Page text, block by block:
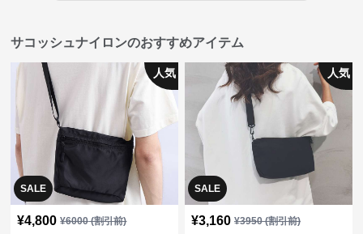
サコッシュナイロンのおすすめアイテム
SALE
人気
¥4,800 ¥6000(割引前)
SALE
人気
¥3,160 ¥3950(割引前)